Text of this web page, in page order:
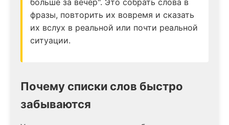
фразы, повторить их вовремя и сказать
их вслух в реальной или почти реальной
ситуации.
Почему списки слов быстро
забываются